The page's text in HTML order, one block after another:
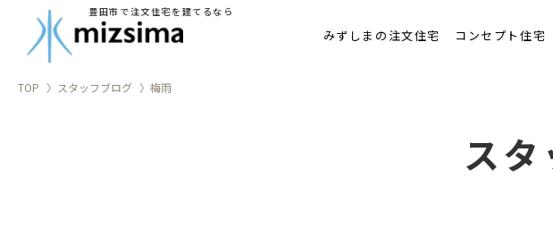
豊田市で注文住宅を建てるなら
みずしまの注文住宅
家づくりの流れコンセプト住宅
TOP スタッフブログ 梅雨
ス